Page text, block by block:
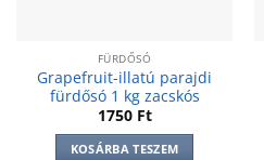
FÜRDŐSÓ
Grapefruit-illatú parajdi
fürdősó 1 kg zacskós
1750 Ft
KOSÁRBA TESZEM